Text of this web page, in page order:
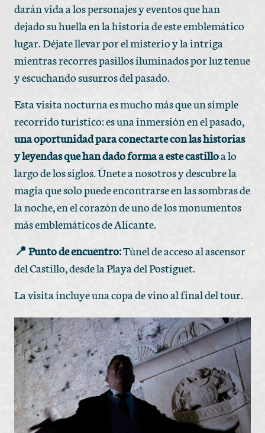
darán vida a los personajes y eventos que han
dejado su huella en la historia de este emblemático
lugar. Déjate llevar por el misterio y la intriga
mientras recorres pasillos iluminados por luz tenue
y escuchando susurros del pasado.
Esta visita nocturna es mucho más que un simple
recorrido turístico: es una inmersión en el pasado,
una oportunidad para conectarte con las historias
y leyendas que han dado forma a este castilloa lo
largo de los siglos. Únete a nosotros y descubre la
magia que solo puede encontrarse en las sombras de
la noche, en el corazón de uno de los monumentos
más emblemáticos de Alicante.
📍 Punto de encuentro:Túnel de acceso al ascensor
del Castillo, desde la Playa del Postiguet.
La visita incluye una copa de vino al final del tour.